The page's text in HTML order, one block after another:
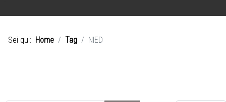
Sei qui: Home Tag NIED